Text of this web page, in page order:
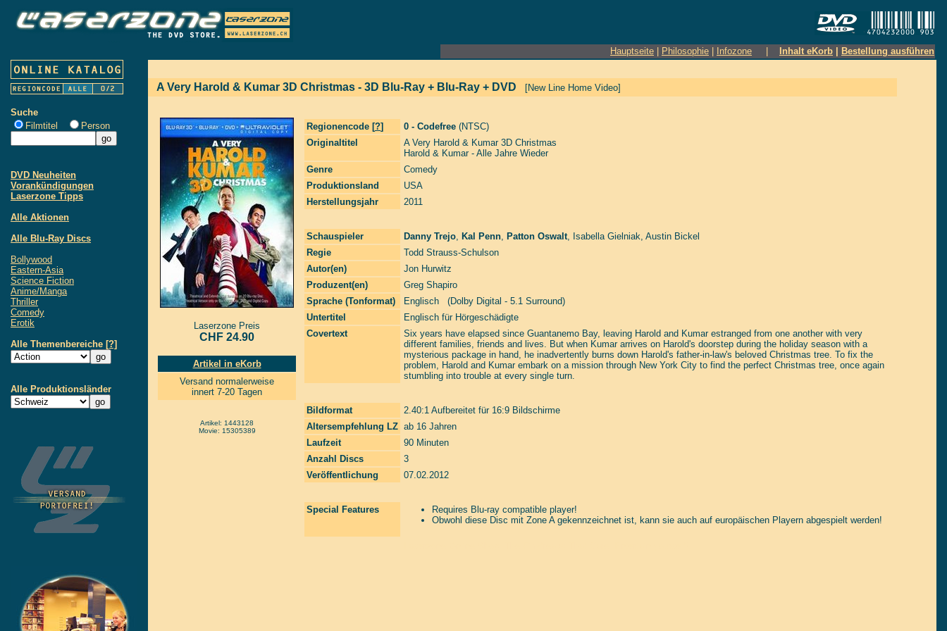
Hauptseite Philosophie Infozone Inhalt eKorb Bestellung ausführen
Suche
Filmtitel
Person
DVD Neuheiten
Vorankündigungen
Laserzone Tipps
Alle Aktionen
Alle Blu-Ray Discs
Bollywood
Eastern-Asia
Science Fiction
Anime/Manga
Thriller
Comedy
Erotik
Alle Themenbereiche [?]
Alle Produktionsländer
A Very Harold & Kumar 3D Christmas - 3D Blu-Ray + Blu-Ray + DVD [New Line Home Video]
Laserzone Preis
CHF 24.90
Artikel in eKorb
Versand normalerweise
innert 7-20 Tagen
Artikel: 1443128
Movie: 15305389
Regionencode [?] 0 - Codefree (NTSC)
Originaltitel
A Very Harold & Kumar 3D Christmas
Harold & Kumar - Alle Jahre Wieder
Genre
Comedy
Produktionsland
USA
Herstellungsjahr
2011
Schauspieler Danny Trejo, Kal Penn, Patton Oswalt, Isabella Gielniak, Austin Bickel
Regie
Todd Strauss-Schulson
Autor(en)
Jon Hurwitz
Produzent(en)
Greg Shapiro
Sprache (Tonformat)
Englisch (Dolby Digital - 5.1 Surround)
Untertitel
Englisch für Hörgeschädigte
Covertext
Six years have elapsed since Guantanemo Bay, leaving Harold and Kumar estranged from one another with very
different families, friends and lives. But when Kumar arrives on Harold's doorstep during the holiday season with a
mysterious package in hand, he inadvertently burns down Harold's father-in-law's beloved Christmas tree. To fix the
problem, Harold and Kumar embark on a mission through New York City to find the perfect Christmas tree, once again
stumbling into trouble at every single turn.
Bildformat
2.40:1 Aufbereitet für 16:9 Bildschirme
Altersempfehlung LZ ab 16 Jahren
Laufzeit
90 Minuten
Anzahl Discs
3
Veröffentlichung
07.02.2012
Special Features
Requires Blu-ray compatible player!
Obwohl diese Disc mit Zone A gekennzeichnet ist, kann sie auch auf europäischen Playern abgespielt werden!